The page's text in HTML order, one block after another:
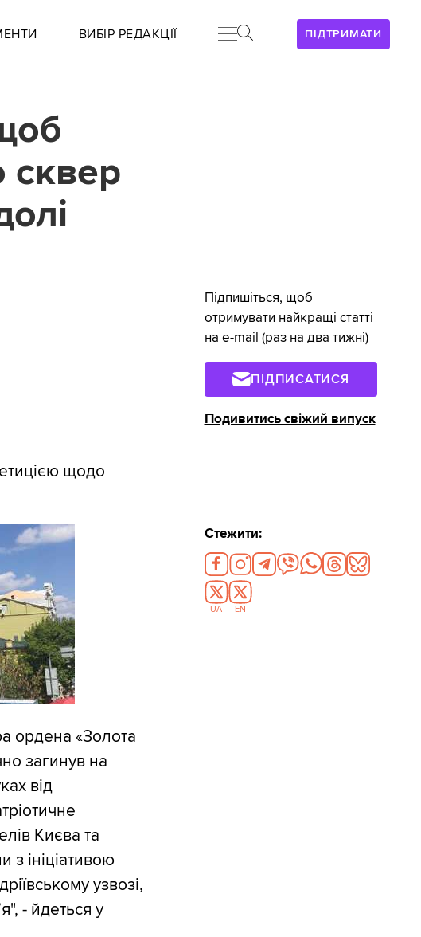
ПІДТРИМАТИ
ВИБІР РЕДАКЦІЇ
сквер
щодо
ордена «Золота
загинув на
від
Києва та
з ініціативою
узвозі,
- йдеться у
Підпишіться, щоб
отримувати найкращі статті
на e-mail (раз на два тижні)
ПІДПИСАТИСЯ
Подивитись свіжий випуск
Стежити:
UA EN